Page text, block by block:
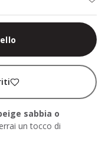
sabbia o
un tocco di